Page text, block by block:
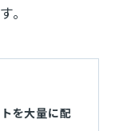
。
を大量に配